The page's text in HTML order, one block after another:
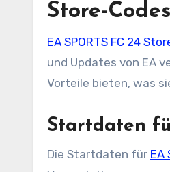
Store-
EA SPORTS FC 24
und Updates von EA
Vorteile bieten, was
Startdaten
Die Startdaten für EA